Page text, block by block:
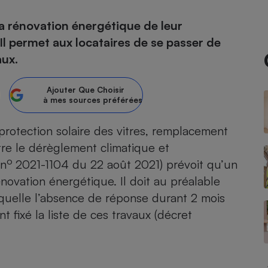
rénovation énergétique de leur
aux locataires de se passer de
Ajouter Que Choisir
à mes sources préférées
solaire des vitres, remplacement
le dérèglement climatique et
o 2021-1104 du 22 août 2021) prévoit qu’un
énergétique. Il doit au préalable
l’absence de réponse durant 2 mois
fixé la liste de ces travaux (décret
Circuits courts et
alimentation locale
sèche-linge
congélateur
mobile
traîneau
Panneaux
photovoltaïques
smartphone
multifonction
portable
nettoyeur haute
mutuelle
des devis d’opticiens
santé
funèbres
Puériculture - Produit